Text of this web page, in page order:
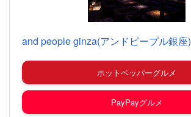
and people ginza(アンドピープル銀座)
ホットペッパーグルメ
PayPayグルメ